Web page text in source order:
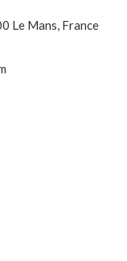
Le Mans, France